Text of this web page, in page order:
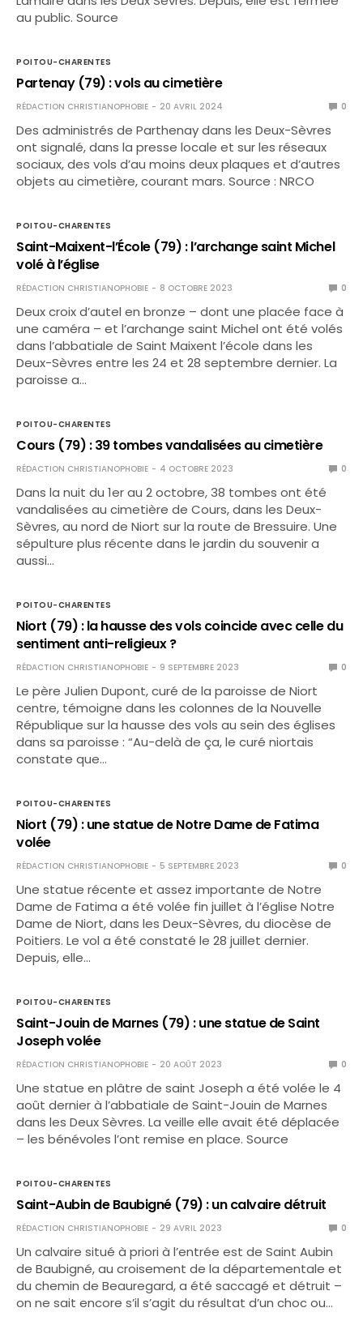
au public. Source
POITOU-CHARENTES
Partenay (79) : vols au cimetière
RÉDACTION CHRISTIANOPHOBIE 20 AVRIL 2024 0
Des administrés de Parthenay dans les Deux-Sèvres
ont signalé, dans la presse locale et sur les réseaux
sociaux, des vols d’au moins deux plaques et d’autres
objets au cimetière, courant mars. Source : NRCO
POITOU-CHARENTES
Saint-Maixent-l’École (79) : l’archange saint Michel
volé à l’église
RÉDACTION CHRISTIANOPHOBIE 8 OCTOBRE 2023 0
Deux croix d’autel en bronze – dont une placée face à
une caméra – et l’archange saint Michel ont été volés
dans l’abbatiale de Saint Maixent l’école dans les
Deux-Sèvres entre les 24 et 28 septembre dernier. La
paroisse a…
POITOU-CHARENTES
Cours (79) : 39 tombes vandalisées au cimetière
RÉDACTION CHRISTIANOPHOBIE 4 OCTOBRE 2023 0
Dans la nuit du 1er au 2 octobre, 38 tombes ont été
vandalisées au cimetière de Cours, dans les Deux-
Sèvres, au nord de Niort sur la route de Bressuire. Une
sépulture plus récente dans le jardin du souvenir a
aussi…
POITOU-CHARENTES
Niort (79) : la hausse des vols coincide avec celle du
sentiment anti-religieux ?
RÉDACTION CHRISTIANOPHOBIE 9 SEPTEMBRE 2023 0
Le père Julien Dupont, curé de la paroisse de Niort
centre, témoigne dans les colonnes de la Nouvelle
République sur la hausse des vols au sein des églises
dans sa paroisse : “Au-delà de ça, le curé niortais
constate que…
POITOU-CHARENTES
Niort (79) : une statue de Notre Dame de Fatima
volée
RÉDACTION CHRISTIANOPHOBIE 5 SEPTEMBRE 2023 0
Une statue récente et assez importante de Notre
Dame de Fatima a été volée fin juillet à l’église Notre
Dame de Niort, dans les Deux-Sèvres, du diocèse de
Poitiers. Le vol a été constaté le 28 juillet dernier.
Depuis, elle…
POITOU-CHARENTES
Saint-Jouin de Marnes (79) : une statue de Saint
Joseph volée
RÉDACTION CHRISTIANOPHOBIE 20 AOÛT 2023 0
Une statue en plâtre de saint Joseph a été volée le 4
août dernier à l’abbatiale de Saint-Jouin de Marnes
dans les Deux Sèvres. La veille elle avait été déplacée
– les bénévoles l’ont remise en place. Source
POITOU-CHARENTES
Saint-Aubin de Baubigné (79) : un calvaire détruit
RÉDACTION CHRISTIANOPHOBIE 29 AVRIL 2023 0
Un calvaire situé à priori à l’entrée est de Saint Aubin
de Baubigné, au croisement de la départementale et
du chemin de Beauregard, a été saccagé et détruit –
on ne sait encore s’il s’agit du résultat d’un choc ou…